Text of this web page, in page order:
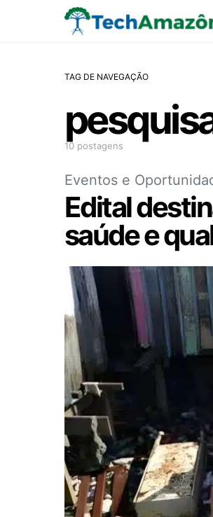
TAG DE NAVEGAÇÃO
10 postagens
Eventos e
Edital
saúde e